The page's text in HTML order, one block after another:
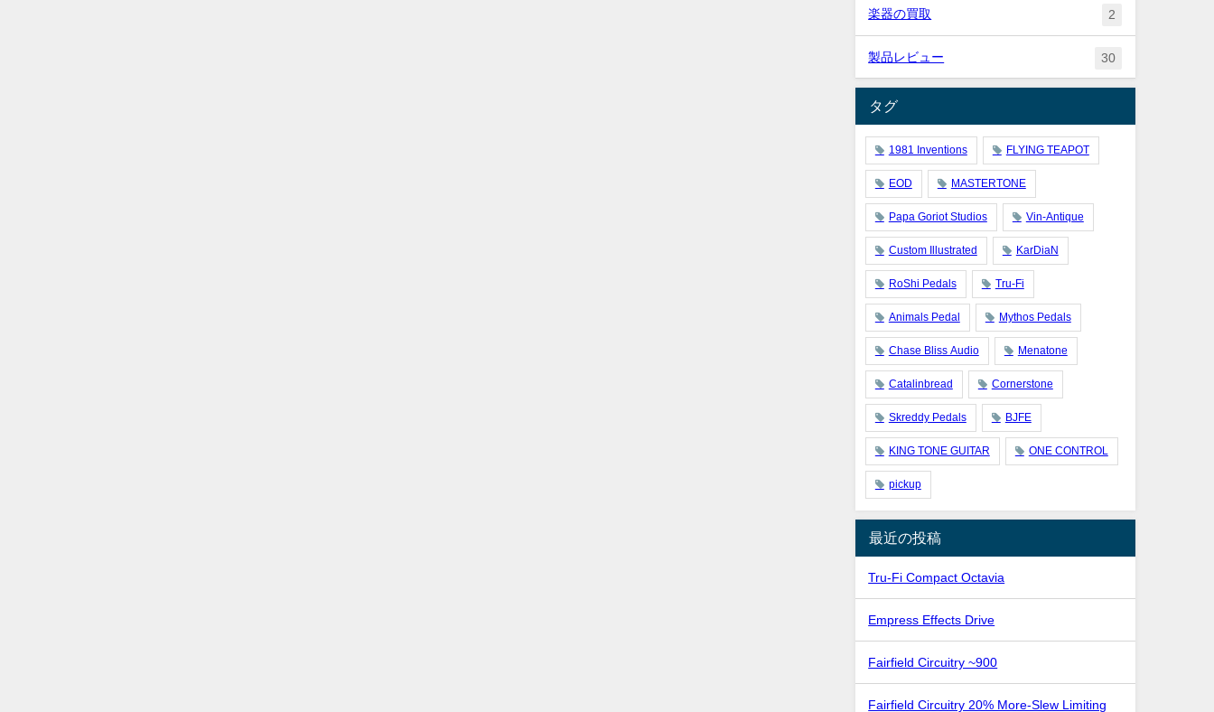
楽器の買取 2
製品レビュー 30
タグ
1981 Inventions FLYING TEAPOT
EOD MASTERTONE
Papa Goriot Studios Vin-Antique
Custom Illustrated KarDiaN
RoShi Pedals Tru-Fi
Animals Pedal Mythos Pedals
Chase Bliss Audio Menatone
Catalinbread Cornerstone
Skreddy Pedals BJFE
KING TONE GUITAR ONE CONTROL
pickup
最近の投稿
Tru-Fi Compact Octavia
Empress Effects Drive
Fairfield Circuitry ~900
Fairfield Circuitry 20% More-Slew Limiting